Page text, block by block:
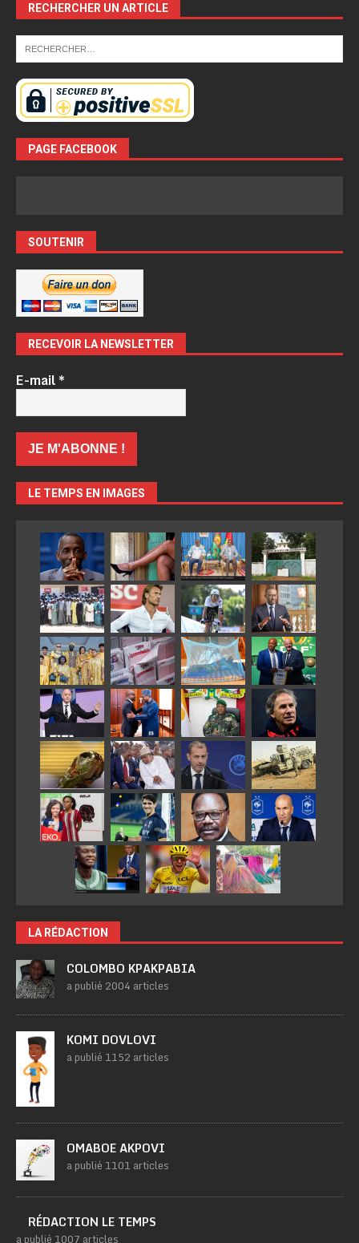
RECHERCHER UN ARTICLE
PAGE FACEBOOK
SOUTENIR
RECEVOIR LA NEWSLETTER
E-mail*
LE TEMPS EN IMAGES
LA RÉDACTION
COLOMBO KPAKPABIA
a publié 2004 articles
KOMI DOVLOVI
a publié 1152 articles
OMABOE AKPOVI
a publié 1101 articles
RÉDACTION LE TEMPS
a publié 1007 articles